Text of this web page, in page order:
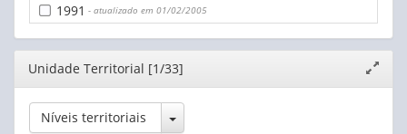
65 a 69 anos
70 anos ou mais [2000]
75 a 79 anos [1991]
1991 - atualizado em 01/02/2005
Editor
janela
Unidade Territorial [1/33]
Níveis territoriais Toggle Dropdown